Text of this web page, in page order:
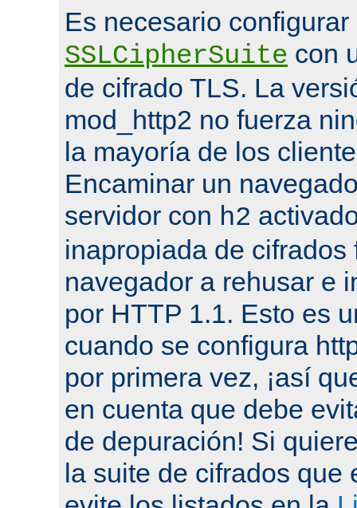
Es necesario configurar
SSLCipherSuite con
de cifrado TLS. La
mod_http2 no fuerza
la mayoría de los
Encaminar un
servidor con h2
inapropiada de cifrados
navegador a rehusar e
por HTTP 1.1. Esto es
cuando se configura
por primera vez, ¡así
en cuenta que debe
de depuración! Si
la suite de cifrados que